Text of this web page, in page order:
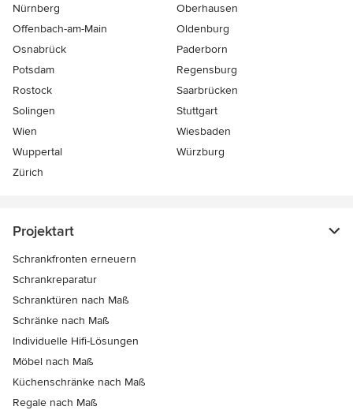
Nürnberg
Oberhausen
Offenbach-am-Main
Oldenburg
Osnabrück
Paderborn
Potsdam
Regensburg
Rostock
Saarbrücken
Solingen
Stuttgart
Wien
Wiesbaden
Wuppertal
Würzburg
Zürich
Projektart
Schrankfronten erneuern
Schrankreparatur
Schranktüren nach Maß
Schränke nach Maß
Individuelle Hifi-Lösungen
Möbel nach Maß
Küchenschränke nach Maß
Regale nach Maß